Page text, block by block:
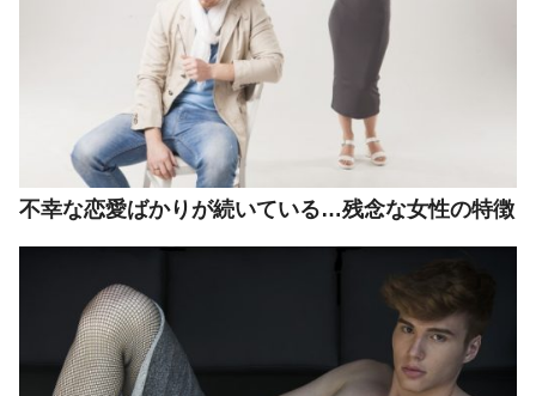
不幸な恋愛ばかりが続いている…残念な女性の特徴